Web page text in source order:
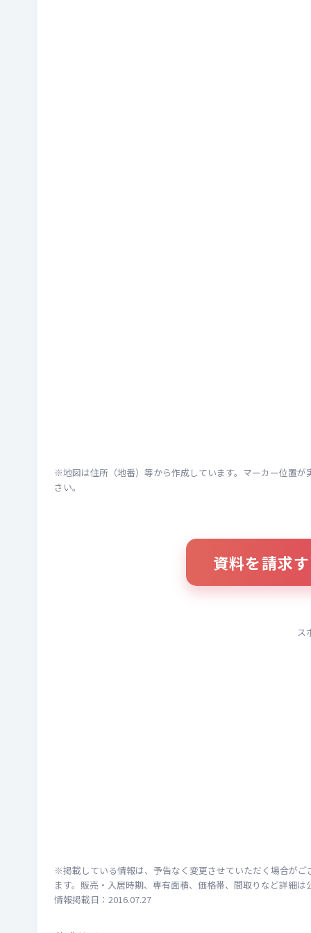
※地図は住所（地番）等から作成しています。マーカー位置
さい。
資料を請求
ス
※掲載している情報は、予告なく変更させていただく場合が
ます。販売・入居時期、専有面積、価格帯、間取りなど詳細
情報掲載日：2016.07.27